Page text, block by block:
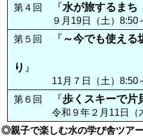
第４回
『水が旅するま
９月19日（土）8:50
第５回
『 ～今でも使える
り 』
11月７日（土）8:50
第６回
『歩くスキーで片
令和９年２月11日（木
◎親子で楽しむ水の学び舎ツア